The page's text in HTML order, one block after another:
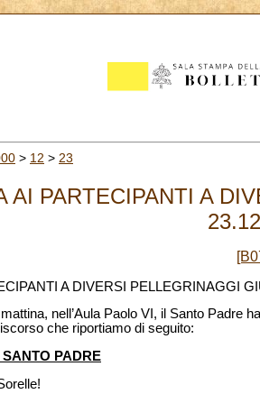
> 12 > 23
AI PARTECIPANTI A
A DIVERSI PELLEGRINAGGI
nell’Aula Paolo VI, il Santo Padre
che riportiamo di seguito:
PADRE